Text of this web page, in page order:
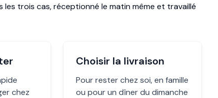
trois cas, réceptionné le matin même et travaillé
chez
Choisir la livraison
Pour rester chez soi, en famille
ou pour un dîner du dimanche